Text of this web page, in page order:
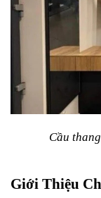
Cầu
Giới Thiệu